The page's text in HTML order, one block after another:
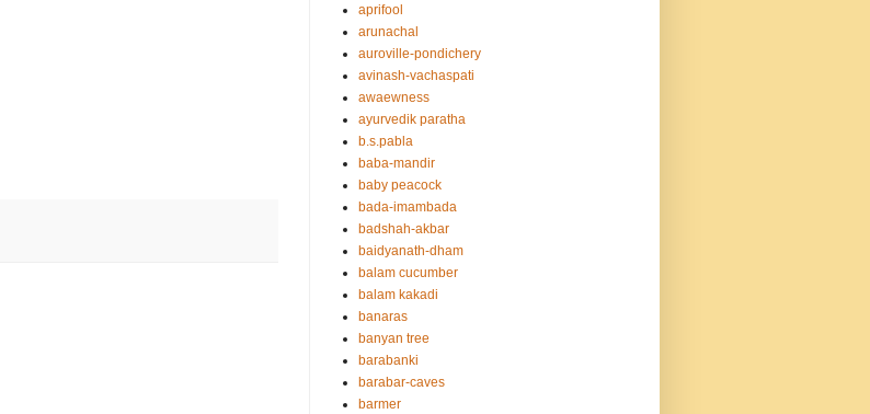
aprifool
arunachal
auroville-pondichery
avinash-vachaspati
awaewness
ayurvedik paratha
b.s.pabla
baba-mandir
baby peacock
bada-imambada
badshah-akbar
baidyanath-dham
balam cucumber
balam kakadi
banaras
banyan tree
barabanki
barabar-caves
barmer